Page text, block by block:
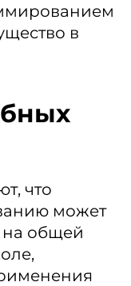
в
что
может
на общей